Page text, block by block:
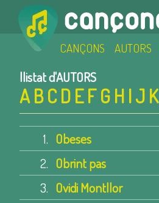
CANÇONS AUTORS
llistat d'AUTORS
A B C D E F G H IJ K
1. Obeses
2. Obrint pas
3. Ovidi Montllor